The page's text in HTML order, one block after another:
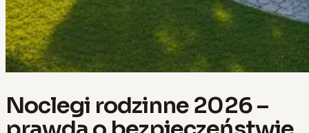
Noclegi rodzinne 2026 –